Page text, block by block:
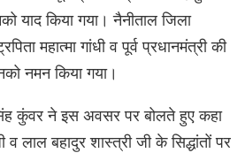
याद किया गया। नैनीताल जिला
महात्मा गांधी व पूर्व प्रधानमंत्री की
नमन किया गया।
कुंवर ने इस अवसर पर बोलते हुए कहा
व लाल बहादुर शास्त्री जी के सिद्धांतों पर